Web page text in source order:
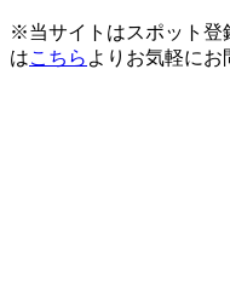
※当サイトはスポット登
はこちら よりお気軽にお